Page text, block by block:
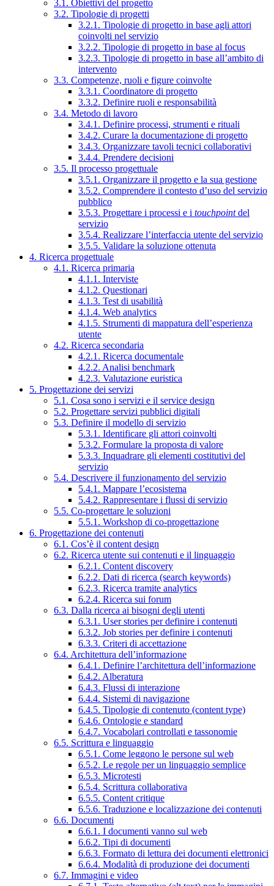
3.1. Obiettivi del progetto
3.2. Tipologie di progetti
3.2.1. Tipologie di progetto in base agli attori
coinvolti nel servizio
3.2.2. Tipologie di progetto in base al focus
3.2.3. Tipologie di progetto in base all’ambito di
intervento
3.3. Competenze, ruoli e figure coinvolte
3.3.1. Coordinatore di progetto
3.3.2. Definire ruoli e responsabilità
3.4. Metodo di lavoro
3.4.1. Definire processi, strumenti e rituali
3.4.2. Curare la documentazione di progetto
3.4.3. Organizzare tavoli tecnici collaborativi
3.4.4. Prendere decisioni
3.5. Il processo progettuale
3.5.1. Organizzare il progetto e la sua gestione
3.5.2. Comprendere il contesto d’uso del servizio
pubblico
3.5.3. Progettare i processi e i touchpointdel
servizio
3.5.4. Realizzare l’interfaccia utente del servizio
3.5.5. Validare la soluzione ottenuta
4. Ricerca progettuale
4.1. Ricerca primaria
4.1.1. Interviste
4.1.2. Questionari
4.1.3. Test di usabilità
4.1.4. Web analytics
4.1.5. Strumenti di mappatura dell’esperienza
utente
4.2. Ricerca secondaria
4.2.1. Ricerca documentale
4.2.2. Analisi benchmark
4.2.3. Valutazione euristica
5. Progettazione dei servizi
5.1. Cosa sono i servizi e il service design
5.2. Progettare servizi pubblici digitali
5.3. Definire il modello di servizio
5.3.1. Identificare gli attori coinvolti
5.3.2. Formulare la proposta di valore
5.3.3. Inquadrare gli elementi costitutivi del
servizio
5.4. Descrivere il funzionamento del servizio
5.4.1. Mappare l’ecosistema
5.4.2. Rappresentare i flussi di servizio
5.5. Co-progettare le soluzioni
5.5.1. Workshop di co-progettazione
6. Progettazione dei contenuti
6.1. Cos’è il content design
6.2. Ricerca utente sui contenuti e il linguaggio
6.2.1. Content discovery
6.2.2. Dati di ricerca (search keywords)
6.2.3. Ricerca tramite analytics
6.2.4. Ricerca sui forum
6.3. Dalla ricerca ai bisogni degli utenti
6.3.1. User stories per definire i contenuti
6.3.2. Job stories per definire i contenuti
6.3.3. Criteri di accettazione
6.4. Architettura dell’informazione
6.4.1. Definire l’architettura dell’informazione
6.4.2. Alberatura
6.4.3. Flussi di interazione
6.4.4. Sistemi di navigazione
6.4.5. Tipologie di contenuto (content type)
6.4.6. Ontologie e standard
6.4.7. Vocabolari controllati e tassonomie
6.5. Scrittura e linguaggio
6.5.1. Come leggono le persone sul web
6.5.2. Le regole per un linguaggio semplice
6.5.3. Microtesti
6.5.4. Scrittura collaborativa
6.5.5. Content critique
6.5.6. Traduzione e localizzazione dei contenuti
6.6. Documenti
6.6.1. I documenti vanno sul web
6.6.2. Tipi di documenti
6.6.3. Formato di lettura dei documenti elettronici
6.6.4. Modalità di produzione dei documenti
6.7. Immagini e video